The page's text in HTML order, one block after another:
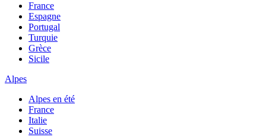
France
Espagne
Portugal
Turquie
Grèce
Sicile
Alpes
Alpes en été
France
Italie
Suisse